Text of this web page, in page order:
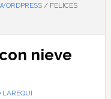
/FELICES
nieve
LAREQUI